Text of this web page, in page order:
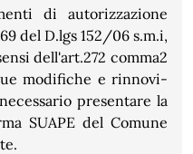
di autorizzazione
del D.lgs 152/06 s.m.i,
dell'art.272 comma2
modifiche e rinnovi-
presentare la
SUAPE del Comune